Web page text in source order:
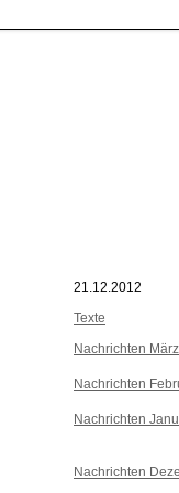
21.12.2012
Texte
Nachrichten
Nachrichten
Nachrichten
Nachrichten